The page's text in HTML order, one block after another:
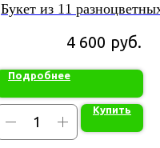
Букет из 11
в красивой упаковке
4 600 руб.
Подробнее
Купить